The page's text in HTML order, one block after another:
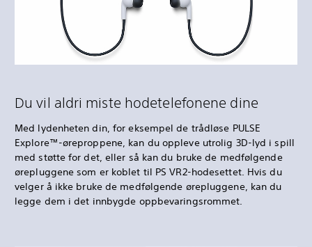
Du vil aldri miste hodetelefonene dine
Med lydenheten din, for eksempel de trådløse PULSE
Explore™-øreproppene, kan du oppleve utrolig 3D-lyd i spill
med støtte for det, eller så kan du bruke de medfølgende
ørepluggene som er koblet til PS VR2-hodesettet. Hvis du
velger å ikke bruke de medfølgende ørepluggene, kan du
legge dem i det innbygde oppbevaringsrommet.